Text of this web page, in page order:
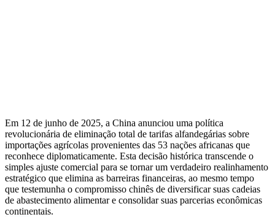
Em 12 de junho de 2025, a China anunciou uma política
revolucionária de eliminação total de tarifas alfandegárias sobre
importações agrícolas provenientes das 53 nações africanas que
reconhece diplomaticamente. Esta decisão histórica transcende o
simples ajuste comercial para se tornar um verdadeiro realinhamento
estratégico que elimina as barreiras financeiras, ao mesmo tempo
que testemunha o compromisso chinês de diversificar suas cadeias
de abastecimento alimentar e consolidar suas parcerias econômicas
continentais.